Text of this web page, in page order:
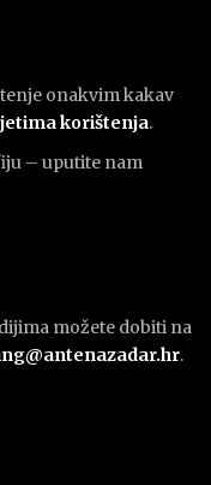
onakvim kakav
korištenja.
– uputite nam
možete dobiti na
.